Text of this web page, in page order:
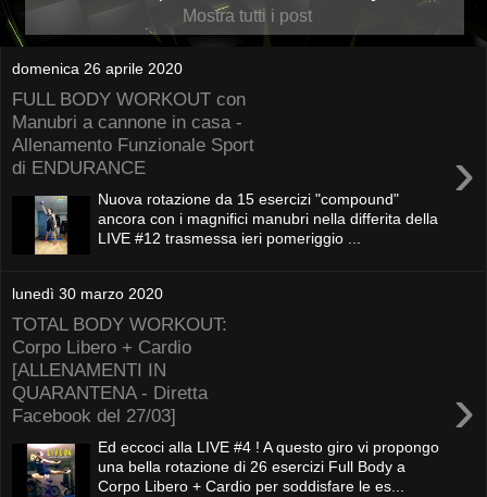
Mostra tutti i post
domenica 26 aprile 2020
FULL BODY WORKOUT con
Manubri a cannone in casa -
Allenamento Funzionale Sport
di ENDURANCE
›
Nuova rotazione da 15 esercizi "compound"
ancora con i magnifici manubri nella differita della
LIVE #12 trasmessa ieri pomeriggio ...
lunedì 30 marzo 2020
TOTAL BODY WORKOUT:
Corpo Libero + Cardio
[ALLENAMENTI IN
QUARANTENA - Diretta
Facebook del 27/03]
›
Ed eccoci alla LIVE #4 ! A questo giro vi propongo
una bella rotazione di 26 esercizi Full Body a
Corpo Libero + Cardio per soddisfare le es...